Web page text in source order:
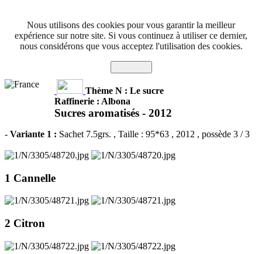
Nous utilisons des cookies pour vous garantir la meilleur
expérience sur notre site. Si vous continuez à utiliser ce dernier,
nous considérons que vous acceptez l'utilisation des cookies.
Thème N : Le sucre
Raffinerie : Albona
Sucres aromatisés - 2012
- Variante 1 : Sachet 7.5grs. , Taille : 95*63 , 2012 , possède 3 / 3
1 Cannelle
2 Citron